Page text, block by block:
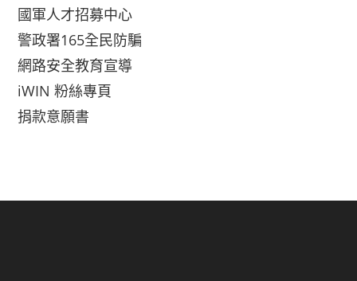
國軍人才招募中心
警政署165全民防騙
網路安全教育宣導
iWIN 粉絲專頁
捐款意願書